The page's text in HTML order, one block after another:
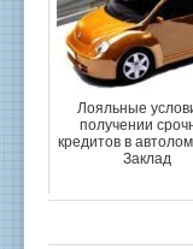
Лояльные
получении
кредитов в
Заклад